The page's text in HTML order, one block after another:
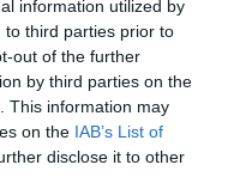
information utilized by
to third parties prior to
out of the further
by third parties on the
This information may
on the IAB’s List of
disclose it to other
και
Ιάκωβος
της έρευνας
Ερευνών της